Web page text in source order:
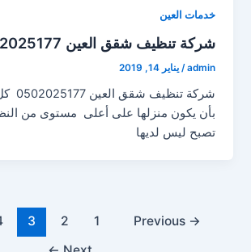
خدمات العين
شركة تنظيف شقق العين 0502025177
admin
/يناير 14, 2019
شركة
بأن يكون منزلها على أعلى مستوى من
تصبح ليس لديها
→
1
2
3